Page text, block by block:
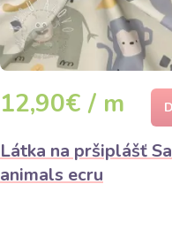
12,90€ / m
Látka na pršiplášť
animals ecru